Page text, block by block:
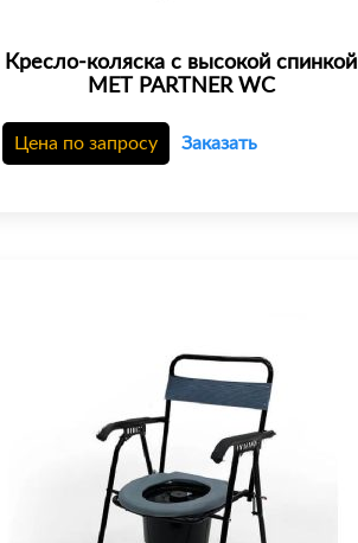
Кресло-коляска с высокой спинкой
МЕТ PARTNER WC
Цена по запросу Заказать